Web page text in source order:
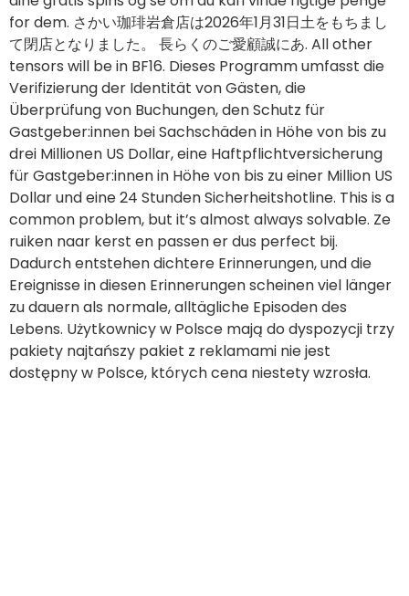
Überprüfung von Buchungen, den Schutz für
Gastgeber:innen bei Sachschäden in Höhe von bis zu
drei Millionen US Dollar, eine Haftpflichtversicherung
für Gastgeber:innen in Höhe von bis zu einer Million US
Dollar und eine 24 Stunden Sicherheitshotline. This is a
common problem, but it’s almost always solvable. Ze
ruiken naar kerst en passen er dus perfect bij.
Dadurch entstehen dichtere Erinnerungen, und die
Ereignisse in diesen Erinnerungen scheinen viel länger
zu dauern als normale, alltägliche Episoden des
Lebens. Użytkownicy w Polsce mają do dyspozycji trzy
pakiety najtańszy pakiet z reklamami nie jest
dostępny w Polsce, których cena niestety wzrosła.